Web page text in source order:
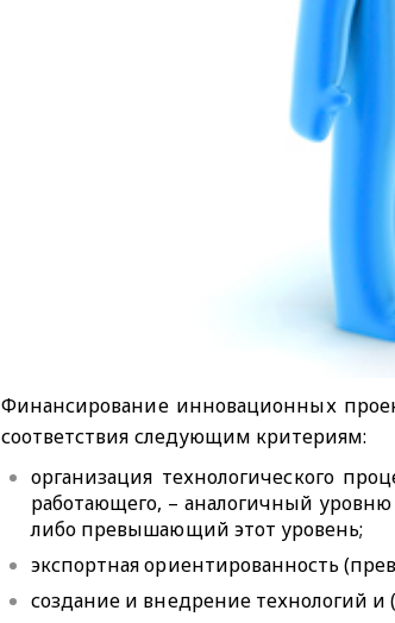
Финансирование инновационных
соответствия следующим критериям:
организация технологического
работающего, – аналогичный
либо превышающий этот уровень;
экспортная ориентированность
создание и внедрение технологий